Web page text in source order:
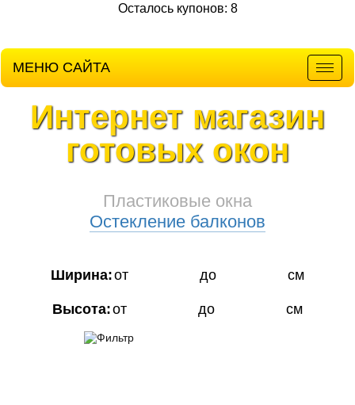
Осталось купонов: 8
МЕНЮ САЙТА
Интернет магазин
готовых окон
Пластиковые окна
Остекление балконов
Ширина:от до см
Высота:от до см